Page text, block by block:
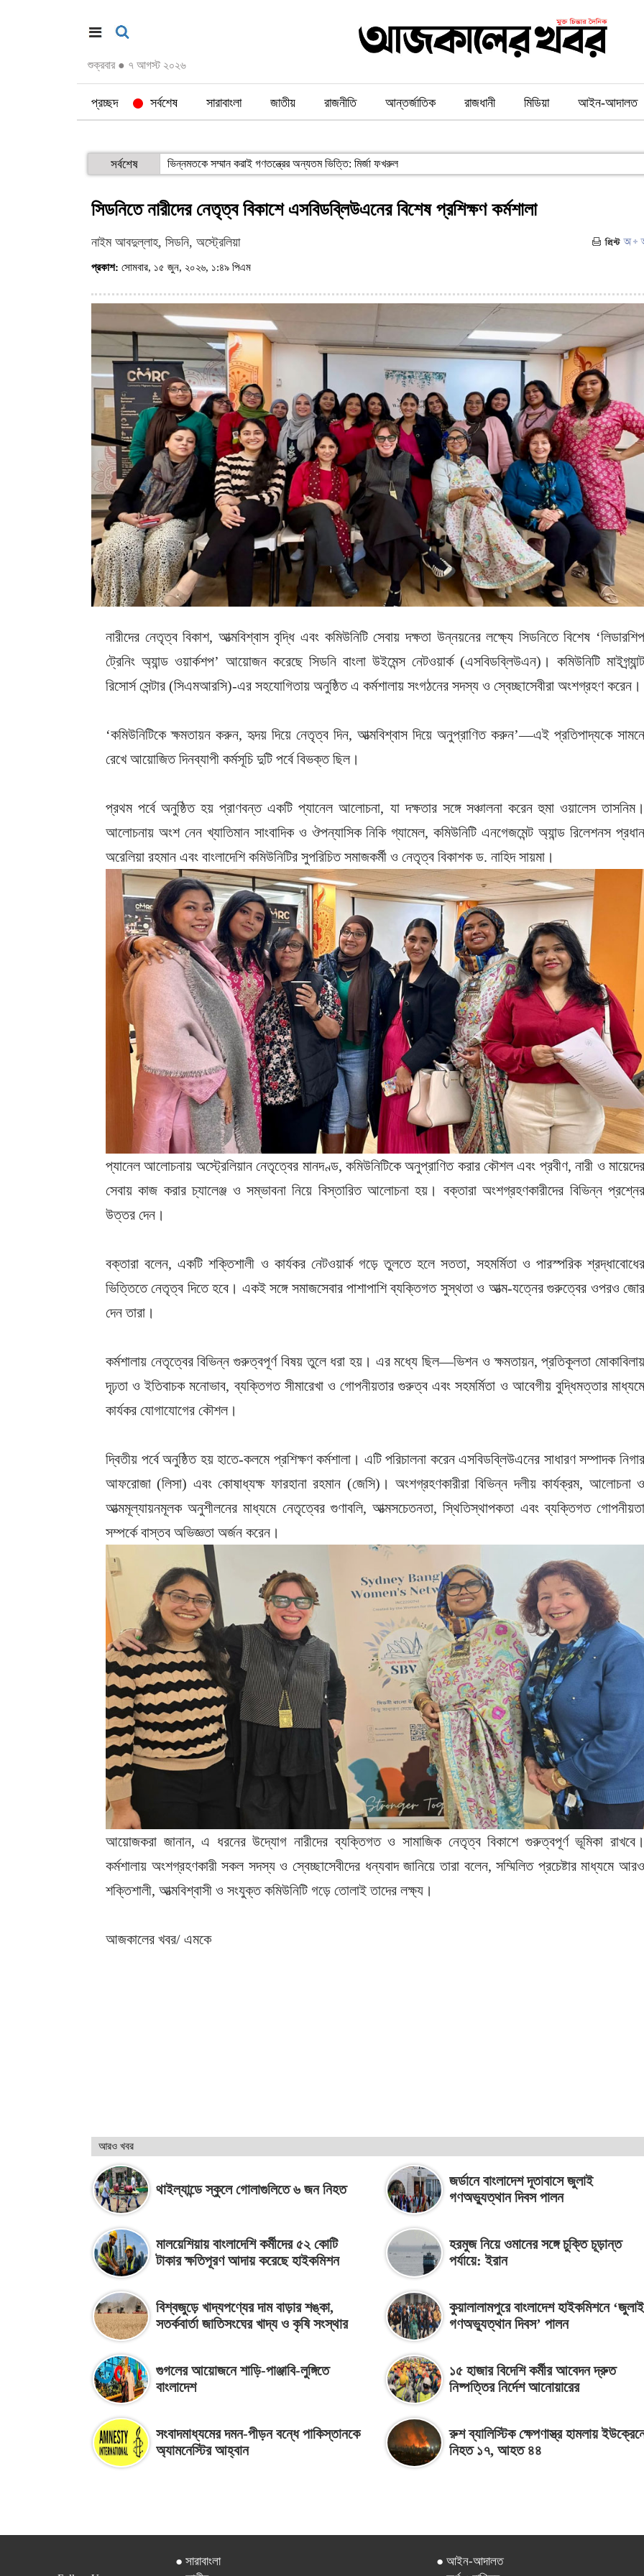
শুক্রবার ● ৭ আগস্ট ২০২৬
প্রচ্ছদ সর্বশেষ সারাবাংলা জাতীয় রাজনীতি আন্তর্জাতিক রাজধানী মিডিয়া আইন-আদালত
সর্বশেষ ভিন্নমতকে সম্মান করাই গণতন্ত্রের অন্যতম ভিত্তি: মির্জা ফখরুল
সকালে দুই জেলায় সড়ক দুর্ঘটনা, নিহত ১৬
সিডনিতে নারীদের নেতৃত্ব বিকাশে এসবিডব্লিউএনের বিশেষ প্রশিক্ষণ কর্মশালা
নাইম আবদুল্লাহ, সিডনি, অস্ট্রেলিয়া
প্রকাশ: সোমবার, ১৫ জুন, ২০২৬, ১:৪৯ পিএম
নারীদের নেতৃত্ব বিকাশ, আত্মবিশ্বাস বৃদ্ধি এবং কমিউনিটি সেবায় দক্ষতা উন্নয়নের লক্ষ্যে সিডনিতে বিশেষ ‘লিডারশিপ
ট্রেনিং অ্যান্ড ওয়ার্কশপ’ আয়োজন করেছে সিডনি বাংলা উইমেন্স নেটওয়ার্ক (এসবিডব্লিউএন)। কমিউনিটি মাইগ্র্যান্ট
রিসোর্স সেন্টার (সিএমআরসি)-এর সহযোগিতায় অনুষ্ঠিত এ কর্মশালায় সংগঠনের সদস্য ও স্বেচ্ছাসেবীরা অংশগ্রহণ করেন।
‘কমিউনিটিকে ক্ষমতায়ন করুন, হৃদয় দিয়ে নেতৃত্ব দিন, আত্মবিশ্বাস দিয়ে অনুপ্রাণিত করুন’—এই প্রতিপাদ্যকে সামনে
রেখে আয়োজিত দিনব্যাপী কর্মসূচি দুটি পর্বে বিভক্ত ছিল।
প্রথম পর্বে অনুষ্ঠিত হয় প্রাণবন্ত একটি প্যানেল আলোচনা, যা দক্ষতার সঙ্গে সঞ্চালনা করেন হুমা ওয়ালেস তাসনিম।
আলোচনায় অংশ নেন খ্যাতিমান সাংবাদিক ও ঔপন্যাসিক নিকি গ্যামেল, কমিউনিটি এনগেজমেন্ট অ্যান্ড রিলেশনস প্রধান
অরেলিয়া রহমান এবং বাংলাদেশি কমিউনিটির সুপরিচিত সমাজকর্মী ও নেতৃত্ব বিকাশক ড. নাহিদ সায়মা।
প্যানেল আলোচনায় অস্ট্রেলিয়ান নেতৃত্বের মানদণ্ড, কমিউনিটিকে অনুপ্রাণিত করার কৌশল এবং প্রবীণ, নারী ও মায়েদের
সেবায় কাজ করার চ্যালেঞ্জ ও সম্ভাবনা নিয়ে বিস্তারিত আলোচনা হয়। বক্তারা অংশগ্রহণকারীদের বিভিন্ন প্রশ্নের
উত্তর দেন।
বক্তারা বলেন, একটি শক্তিশালী ও কার্যকর নেটওয়ার্ক গড়ে তুলতে হলে সততা, সহমর্মিতা ও পারস্পরিক শ্রদ্ধাবোধের
ভিত্তিতে নেতৃত্ব দিতে হবে। একই সঙ্গে সমাজসেবার পাশাপাশি ব্যক্তিগত সুস্থতা ও আত্ম-যত্নের গুরুত্বের ওপরও জোর
দেন তারা।
কর্মশালায় নেতৃত্বের বিভিন্ন গুরুত্বপূর্ণ বিষয় তুলে ধরা হয়। এর মধ্যে ছিল—ভিশন ও ক্ষমতায়ন, প্রতিকূলতা মোকাবিলায়
দৃঢ়তা ও ইতিবাচক মনোভাব, ব্যক্তিগত সীমারেখা ও গোপনীয়তার গুরুত্ব এবং সহমর্মিতা ও আবেগীয় বুদ্ধিমত্তার মাধ্যমে
কার্যকর যোগাযোগের কৌশল।
দ্বিতীয় পর্বে অনুষ্ঠিত হয় হাতে-কলমে প্রশিক্ষণ কর্মশালা। এটি পরিচালনা করেন এসবিডব্লিউএনের সাধারণ সম্পাদক নিগার
আফরোজা (লিসা) এবং কোষাধ্যক্ষ ফারহানা রহমান (জেসি)। অংশগ্রহণকারীরা বিভিন্ন দলীয় কার্যক্রম, আলোচনা ও
আত্মমূল্যায়নমূলক অনুশীলনের মাধ্যমে নেতৃত্বের গুণাবলি, আত্মসচেতনতা, স্থিতিস্থাপকতা এবং ব্যক্তিগত গোপনীয়তা
সম্পর্কে বাস্তব অভিজ্ঞতা অর্জন করেন।
আয়োজকরা জানান, এ ধরনের উদ্যোগ নারীদের ব্যক্তিগত ও সামাজিক নেতৃত্ব বিকাশে গুরুত্বপূর্ণ ভূমিকা রাখবে।
কর্মশালায় অংশগ্রহণকারী সকল সদস্য ও স্বেচ্ছাসেবীদের ধন্যবাদ জানিয়ে তারা বলেন, সম্মিলিত প্রচেষ্টার মাধ্যমে আরও
শক্তিশালী, আত্মবিশ্বাসী ও সংযুক্ত কমিউনিটি গড়ে তোলাই তাদের লক্ষ্য।
আজকালের খবর/ এমকে
আরও খবর
থাইল্যান্ডে স্কুলে গোলাগুলিতে ৬ জন নিহত
জর্ডানে বাংলাদেশ দূতাবাসে জুলাই
গণঅভ্যুত্থান দিবস পালন
মালয়েশিয়ায় বাংলাদেশি কর্মীদের ৫২ কোটি
টাকার ক্ষতিপূরণ আদায় করেছে হাইকমিশন
হরমুজ নিয়ে ওমানের সঙ্গে চুক্তি চূড়ান্ত
পর্যায়ে: ইরান
বিশ্বজুড়ে খাদ্যপণ্যের দাম বাড়ার শঙ্কা,
সতর্কবার্তা জাতিসংঘের খাদ্য ও কৃষি সংস্থার
কুয়ালালামপুরে বাংলাদেশ হাইকমিশনে ‘জুলাই
গণঅভ্যুত্থান দিবস’ পালন
গুগলের আয়োজনে শাড়ি-পাঞ্জাবি-লুঙ্গিতে
বাংলাদেশ
১৫ হাজার বিদেশি কর্মীর আবেদন দ্রুত
নিষ্পত্তির নির্দেশ আনোয়ারের
সংবাদমাধ্যমের দমন-পীড়ন বন্ধে পাকিস্তানকে
অ্যামনেস্টির আহ্বান
রুশ ব্যালিস্টিক ক্ষেপণাস্ত্র হামলায়
নিহত ১৭, আহত ৪৪
● সারাবাংলা
● আইন-আদালত